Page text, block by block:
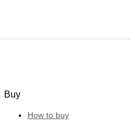
Buy
How to buy